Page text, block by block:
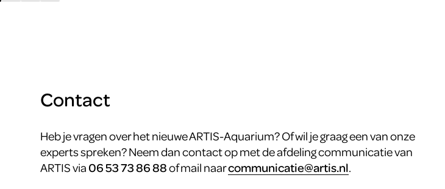
Contact
Heb je vragen over het nieuwe ARTIS-Aquarium? Of wil je graag een van onze
experts spreken? Neem dan contact op met de afdeling communicatie van
ARTIS via 06 53 73 86 88of mail naarcommunicatie@artis.nl.